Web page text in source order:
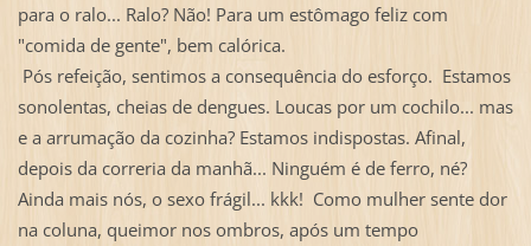
para o ralo... Ralo? Não! Para um estômago feliz com
"comida de gente", bem calórica.
Pós refeição, sentimos a consequência do esforço. Estamos
sonolentas, cheias de dengues. Loucas por um cochilo... mas
e a arrumação da cozinha? Estamos indispostas. Afinal,
depois da correria da manhã... Ninguém é de ferro, né?
Ainda mais nós, o sexo frágil... kkk! Como mulher sente dor
na coluna, queimor nos ombros, após um tempo